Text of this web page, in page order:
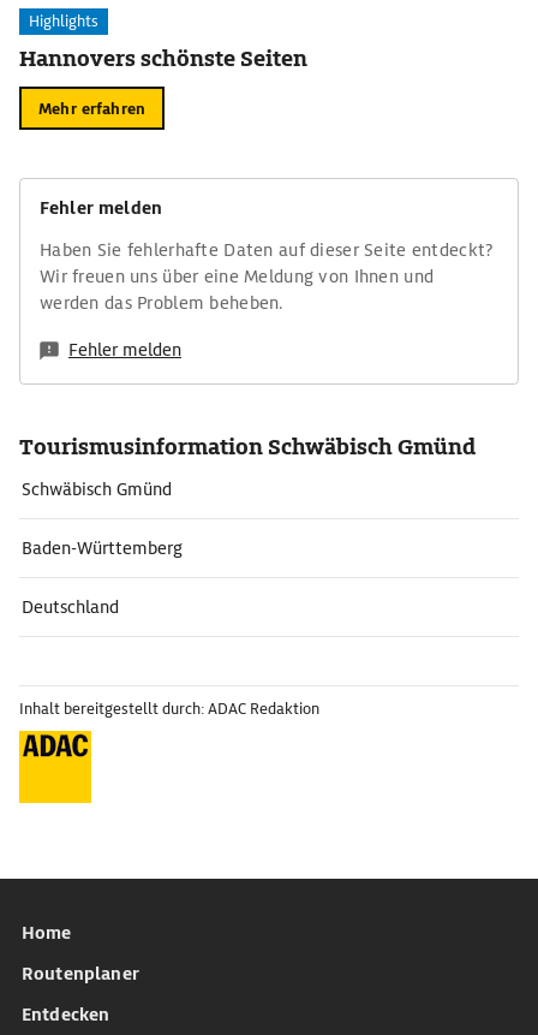
Highlights
Hannovers schönste Seiten
Mehr erfahren
Fehler melden
Haben Sie fehlerhafte Daten auf dieser Seite entdeckt?
Wir freuen uns über eine Meldung von Ihnen und
werden das Problem beheben.
Fehler melden
Tourismusinformation Schwäbisch Gmünd
Schwäbisch Gmünd
Baden-Württemberg
Deutschland
Inhalt bereitgestellt durch: ADAC Redaktion
Home
Routenplaner
Entdecken